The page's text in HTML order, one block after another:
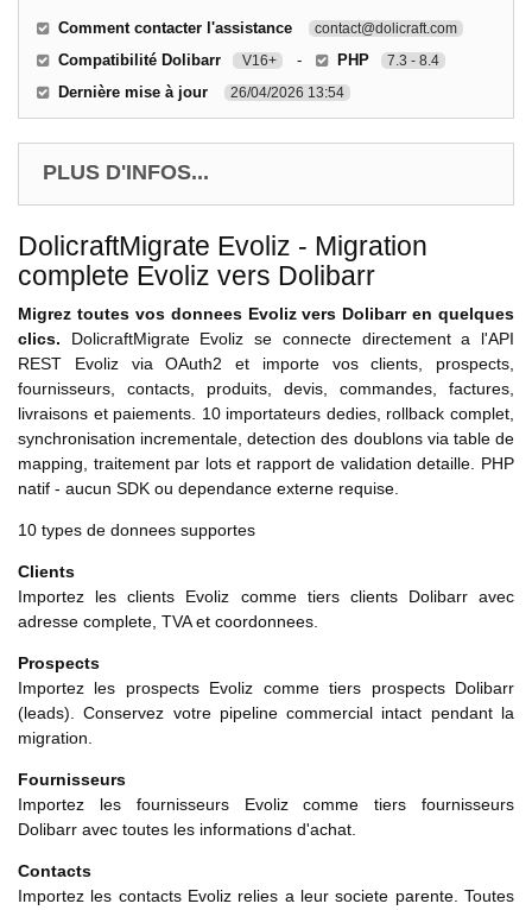
Comment contacter l'assistance contact@dolicraft.com
Compatibilité Dolibarr V16+ - PHP 7.3 - 8.4
Dernière mise à jour 26/04/2026 13:54
PLUS D'INFOS...
DolicraftMigrate Evoliz - Migration
complete Evoliz vers Dolibarr
Migrez toutes vos donnees Evoliz vers Dolibarr en quelques
clics. DolicraftMigrate Evoliz se connecte directement a l'API
REST Evoliz via OAuth2 et importe vos clients, prospects,
fournisseurs, contacts, produits, devis, commandes, factures,
livraisons et paiements. 10 importateurs dedies, rollback complet,
synchronisation incrementale, detection des doublons via table de
mapping, traitement par lots et rapport de validation detaille. PHP
natif - aucun SDK ou dependance externe requise.
10 types de donnees supportes
Clients
Importez les clients Evoliz comme tiers clients Dolibarr avec
adresse complete, TVA et coordonnees.
Prospects
Importez les prospects Evoliz comme tiers prospects Dolibarr
(leads). Conservez votre pipeline commercial intact pendant la
migration.
Fournisseurs
Importez les fournisseurs Evoliz comme tiers fournisseurs
Dolibarr avec toutes les informations d'achat.
Contacts
Importez les contacts Evoliz relies a leur societe parente. Toutes